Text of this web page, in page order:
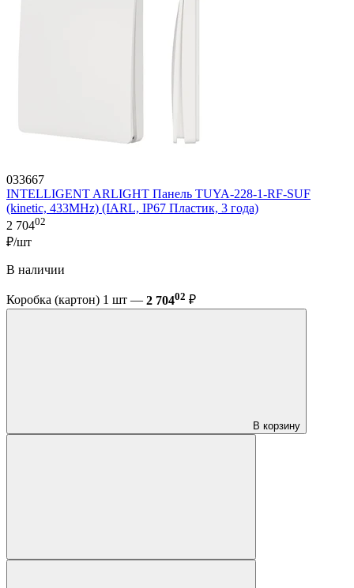
033667
INTELLIGENT ARLIGHT Панель TUYA-228-1-RF-SUF
(kinetic, 433MHz) (IARL, IP67 Пластик, 3 года)
2 70402
₽/шт
В наличии
Коробка (картон) 1 шт — 2 70402 ₽
В корзину